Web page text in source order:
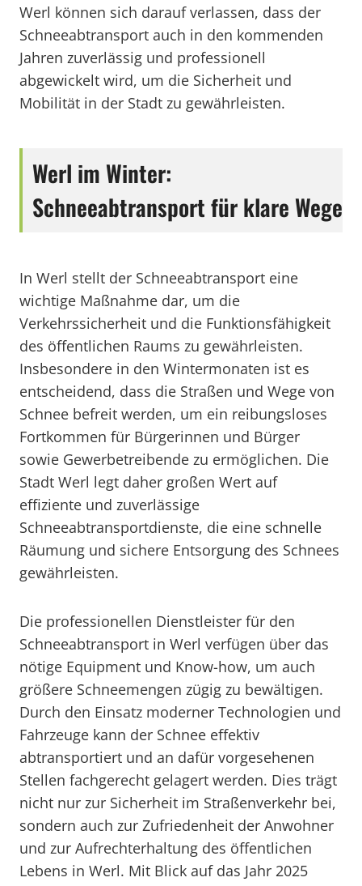
Werl können sich darauf verlassen, dass der
Schneeabtransport auch in den kommenden
Jahren zuverlässig und professionell
abgewickelt wird, um die Sicherheit und
Mobilität in der Stadt zu gewährleisten.
Werl im Winter:
Schneeabtransport für klare Wege
In Werl stellt der Schneeabtransport eine
wichtige Maßnahme dar, um die
Verkehrssicherheit und die Funktionsfähigkeit
des öffentlichen Raums zu gewährleisten.
Insbesondere in den Wintermonaten ist es
entscheidend, dass die Straßen und Wege von
Schnee befreit werden, um ein reibungsloses
Fortkommen für Bürgerinnen und Bürger
sowie Gewerbetreibende zu ermöglichen. Die
Stadt Werl legt daher großen Wert auf
effiziente und zuverlässige
Schneeabtransportdienste, die eine schnelle
Räumung und sichere Entsorgung des Schnees
gewährleisten.
Die professionellen Dienstleister für den
Schneeabtransport in Werl verfügen über das
nötige Equipment und Know-how, um auch
größere Schneemengen zügig zu bewältigen.
Durch den Einsatz moderner Technologien und
Fahrzeuge kann der Schnee effektiv
abtransportiert und an dafür vorgesehenen
Stellen fachgerecht gelagert werden. Dies trägt
nicht nur zur Sicherheit im Straßenverkehr bei,
sondern auch zur Zufriedenheit der Anwohner
und zur Aufrechterhaltung des öffentlichen
Lebens in Werl. Mit Blick auf das Jahr 2025